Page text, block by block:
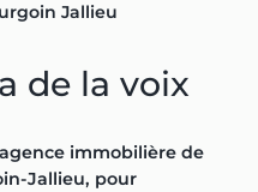
Jallieu
de la voix
agence immobilière de
Jallieu, pour